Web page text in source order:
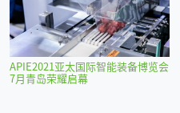
APIE2021亚太国际智能装备博览会
7月青岛荣耀启幕